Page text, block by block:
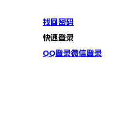
找回密码
快速登录
QQ登录微信登录